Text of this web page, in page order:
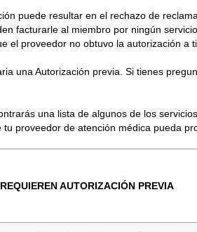
puede resultar en el rechazo de
facturarle al miembro por ningún
el proveedor no obtuvo la autorización a
una Autorización previa. Si tienes
una lista de algunos de los
tu proveedor de atención médica pueda
AUTORIZACIÓN PREVIA